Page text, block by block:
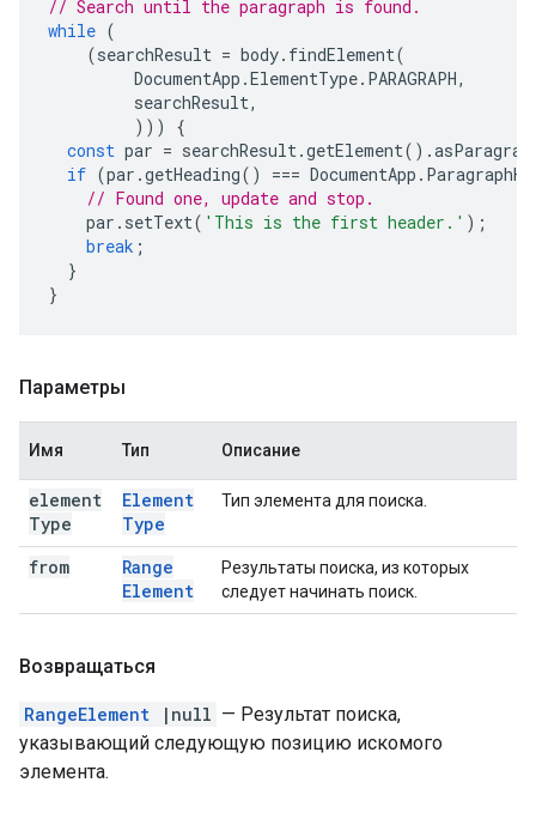
// Search until the paragraph is found.
while (
(searchResult = body. findElement(
DocumentApp .ElementType. PARAGRAPH,
searchResult,
)))
{
const par = searchResult.getElement().
if (par .getHeading() === DocumentApp .
// Found one, update and stop.
par . setText( 'This is the first header.' );
break ;
}
}
Параметры
Имя Тип Описание
element
Type
Element
Type
Тип элемента для поиска.
from
Range
Element
Результаты поиска, из которых
следует начинать поиск.
Возвращаться
RangeElement |null — Результат поиска,
указывающий следующую позицию искомого
элемента.